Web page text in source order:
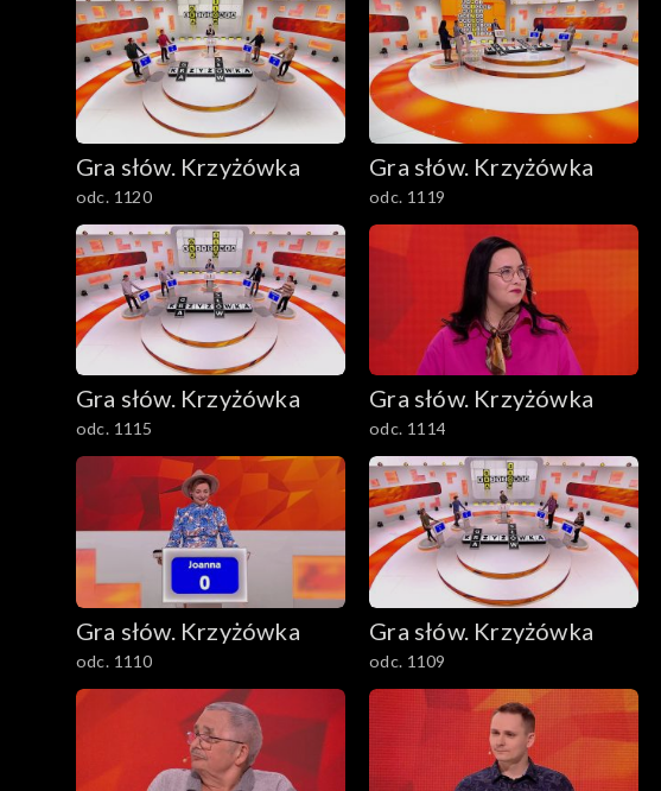
Gra słów. Krzyżówka
odc. 1120
Gra słów. Krzyżówka
odc. 1119
Gra słów. Krzyżówka
odc. 1115
Gra słów. Krzyżówka
odc. 1114
Gra słów. Krzyżówka
odc. 1110
Gra słów. Krzyżówka
odc. 1109